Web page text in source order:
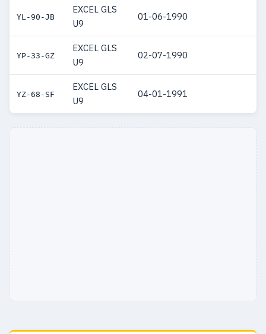
YL-90-JB
EXCEL GLS
U9
01-06-1990
YP-33-GZ
EXCEL GLS
U9
02-07-1990
YZ-68-SF
EXCEL GLS
U9
04-01-1991